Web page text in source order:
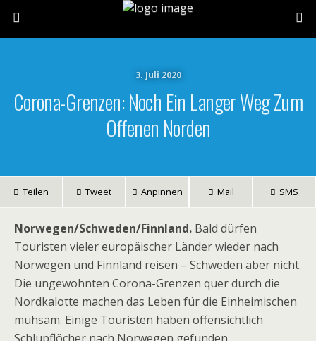
3. Juli 2020
Corona-Grenzen: Noch Ein Langer Weg Zum
Offenen Norden
Teilen Tweet Anpinnen Mail SMS
Norwegen/Schweden/Finnland. Bald dürfen
Touristen vieler europäischer Länder wieder nach
Norwegen und Finnland reisen – Schweden aber nicht.
Die ungewohnten Corona-Grenzen quer durch die
Nordkalotte machen das Leben für die Einheimischen
mühsam. Einige Touristen haben offensichtlich